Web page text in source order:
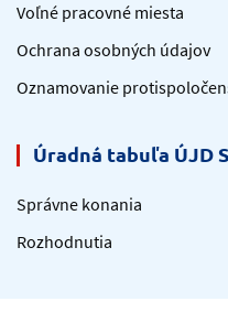
Voľné pracovné miesta
Ochrana osobných údajov
Oznamovanie
Úradná tabuľa ÚJD
Správne konania
Rozhodnutia